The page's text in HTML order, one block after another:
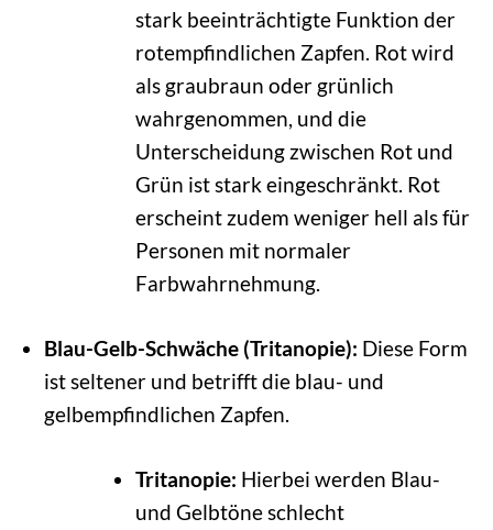
stark beeinträchtigte Funktion der
rotempfindlichen Zapfen. Rot wird
als graubraun oder grünlich
wahrgenommen, und die
Unterscheidung zwischen Rot und
Grün ist stark eingeschränkt. Rot
erscheint zudem weniger hell als für
Personen mit normaler
Farbwahrnehmung.
Blau-Gelb-Schwäche (Tritanopie): Diese Form
ist seltener und betrifft die blau- und
gelbempfindlichen Zapfen.
Tritanopie: Hierbei werden Blau-
und Gelbtöne schlecht